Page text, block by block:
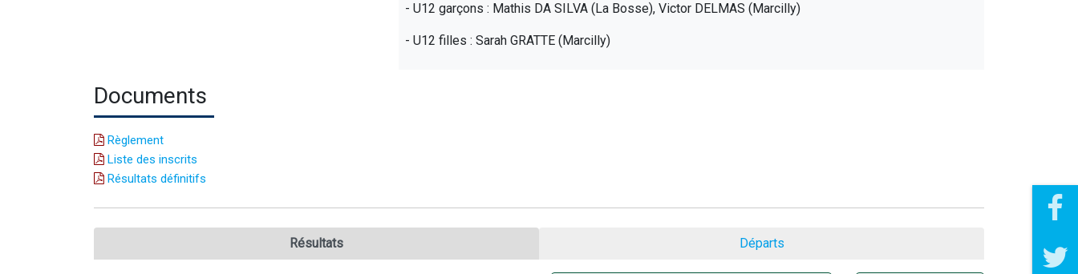
- U12 garçons : Mathis DA SILVA (La Bosse), Victor DELMAS (Marcilly)
- U12 filles : Sarah GRATTE (Marcilly)
Documents
Règlement
Liste des inscrits
Résultats définitifs
Résultats Départs